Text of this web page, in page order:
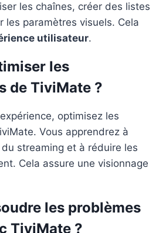
les chaînes, créer des listes
les paramètres visuels. Cela
utilisateur.
les
de TiviMate ?
optimisez les
Vous apprendrez à
streaming et à réduire les
Cela assure une visionnage
les problèmes
TiviMate ?